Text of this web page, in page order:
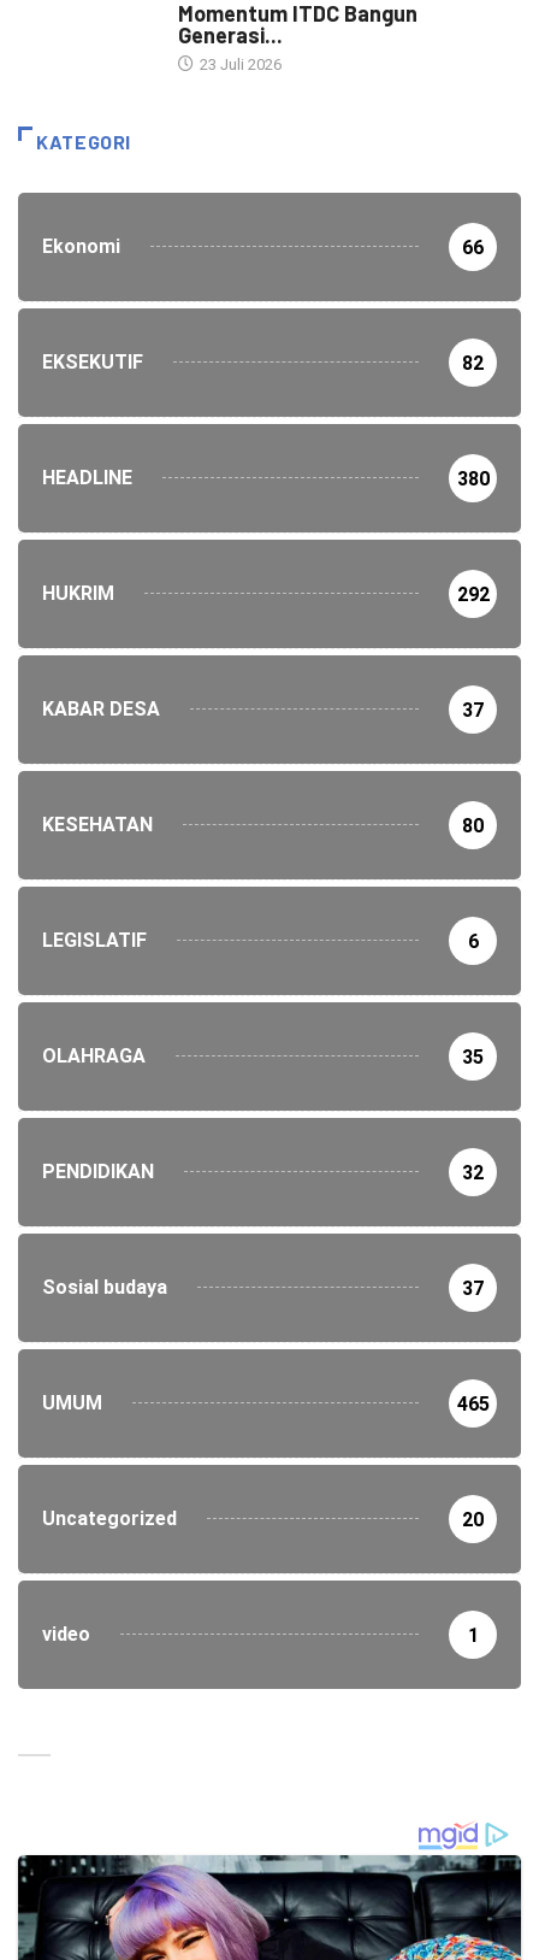
Momentum ITDC Bangun
Generasi...
23 Juli 2026
KATEGORI
Ekonomi 66
EKSEKUTIF 82
HEADLINE 380
HUKRIM 292
KABAR DESA 37
KESEHATAN 80
LEGISLATIF 6
OLAHRAGA 35
PENDIDIKAN 32
Sosial budaya 37
UMUM 465
Uncategorized 20
video 1